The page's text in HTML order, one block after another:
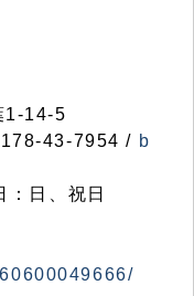
1-14-5
43-7954 / b
日、祝日